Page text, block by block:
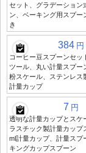
セット、グラデーション
ン、ベーキング用スプー
き
384 円
コーヒー豆スプーンセッ
ツール、丸い計量スプー
粉スケール、ステンレス
計量カップ
7 円
透明な計量カップとスケ
ラスチック製計量カップ
ml計量カップ、計量スプ
キングカップスプーン